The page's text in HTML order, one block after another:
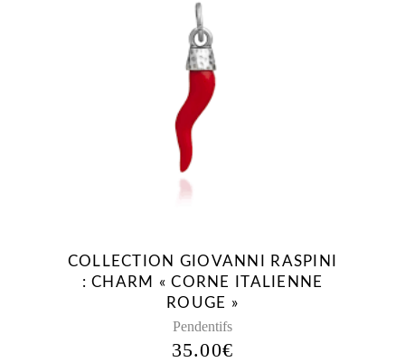
RÉCENT
PLUS
ANCIEN
COLLECTION GIOVANNI RASPINI
: CHARM « CORNE ITALIENNE
ROUGE »
Pendentifs
35.00€